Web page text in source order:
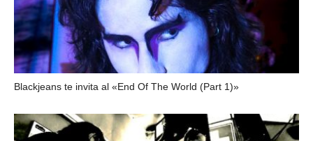
Blackjeans te invita al «End Of The World (Part 1)»